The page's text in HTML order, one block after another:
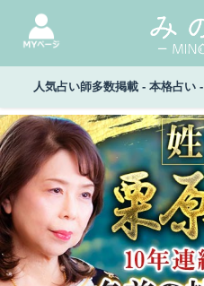
人気占い師多数掲載 - 本格占い -